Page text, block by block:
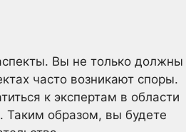
Вы не только должны
часто возникают споры.
к экспертам в области
Таким образом, вы будете